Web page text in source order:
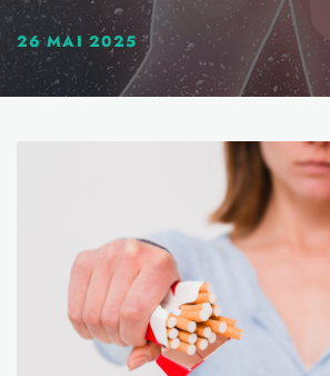
26 MAI 2025